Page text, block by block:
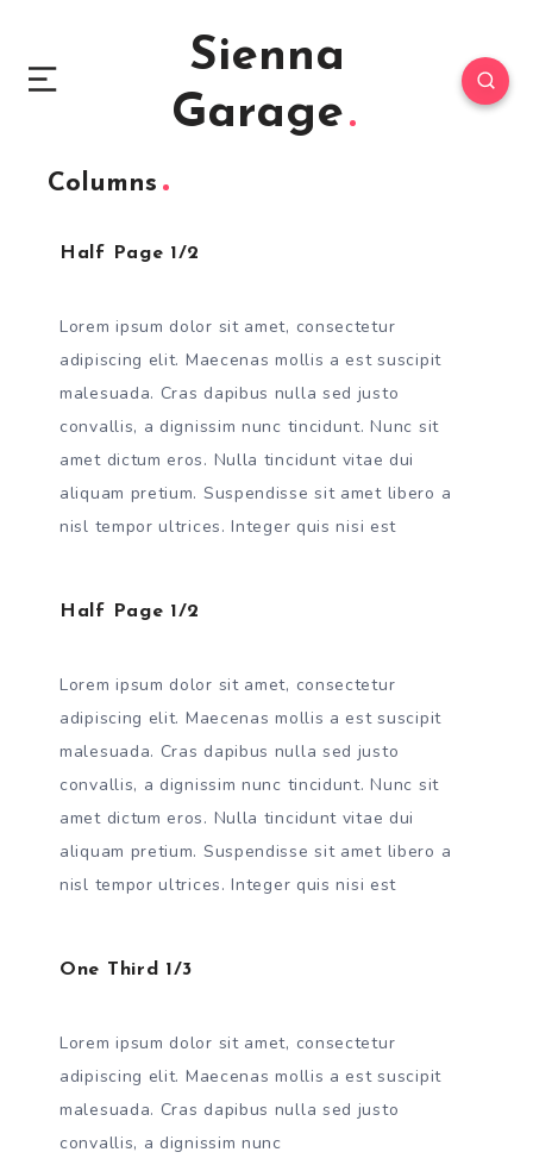
Sienna
Garage
Columns
Half Page 1/2
Lorem ipsum dolor sit amet, consectetur
adipiscing elit. Maecenas mollis a est suscipit
malesuada. Cras dapibus nulla sed justo
convallis, a dignissim nunc tincidunt. Nunc sit
amet dictum eros. Nulla tincidunt vitae dui
aliquam pretium. Suspendisse sit amet libero a
nisl tempor ultrices. Integer quis nisi est
Half Page 1/2
Lorem ipsum dolor sit amet, consectetur
adipiscing elit. Maecenas mollis a est suscipit
malesuada. Cras dapibus nulla sed justo
convallis, a dignissim nunc tincidunt. Nunc sit
amet dictum eros. Nulla tincidunt vitae dui
aliquam pretium. Suspendisse sit amet libero a
nisl tempor ultrices. Integer quis nisi est
One Third 1/3
Lorem ipsum dolor sit amet, consectetur
adipiscing elit. Maecenas mollis a est suscipit
malesuada. Cras dapibus nulla sed justo
convallis, a dignissim nunc